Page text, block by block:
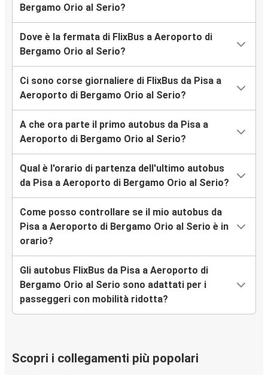
Bergamo Orio al Serio?
Dove è la fermata di FlixBus a Aeroporto di
Bergamo Orio al Serio?
Ci sono corse giornaliere di FlixBus da Pisa a
Aeroporto di Bergamo Orio al Serio?
A che ora parte il primo autobus da Pisa a
Aeroporto di Bergamo Orio al Serio?
Qual è l'orario di partenza dell'ultimo autobus
da Pisa a Aeroporto di Bergamo Orio al Serio?
Come posso controllare se il mio autobus da
Pisa a Aeroporto di Bergamo Orio al Serio è in
orario?
Gli autobus FlixBus da Pisa a Aeroporto di
Bergamo Orio al Serio sono adattati per i
passeggeri con mobilità ridotta?
Scopri i collegamenti più popolari